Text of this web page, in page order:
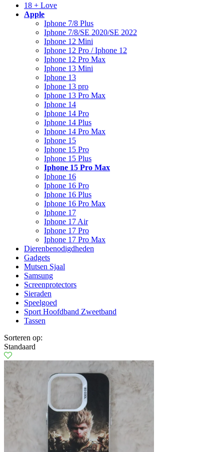
18 + Love
Apple
Iphone 7/8 Plus
Iphone 7/8/SE 2020/SE 2022
Iphone 12 Mini
Iphone 12 Pro / Iphone 12
Iphone 12 Pro Max
Iphone 13 Mini
Iphone 13
Iphone 13 pro
Iphone 13 Pro Max
Iphone 14
Iphone 14 Pro
Iphone 14 Plus
Iphone 14 Pro Max
Iphone 15
Iphone 15 Pro
Iphone 15 Plus
Iphone 15 Pro Max
Iphone 16
Iphone 16 Pro
Iphone 16 Plus
Iphone 16 Pro Max
Iphone 17
Iphone 17 Air
Iphone 17 Pro
Iphone 17 Pro Max
Dierenbenodigdheden
Gadgets
Mutsen Sjaal
Samsung
Screenprotectors
Sieraden
Speelgoed
Sport Hoofdband Zweetband
Tassen
Sorteren op:
Standaard